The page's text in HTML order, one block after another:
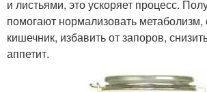
и листьями, это ускоряет процесс.
помогают нормализовать метаболизм,
кишечник, избавить от запоров,
аппетит.